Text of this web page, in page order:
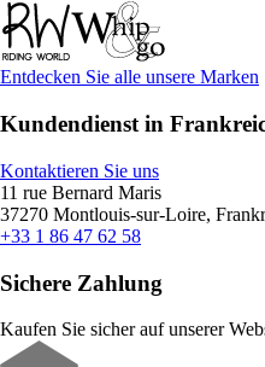
Entdecken Sie alle unsere Marken
Kundendienst in
Kontaktieren Sie uns
11 rue Bernard Maris
37270 Montlouis-sur-Loire,
+33 1 86 47 62 58
Sichere Zahlung
Kaufen Sie sicher auf unserer